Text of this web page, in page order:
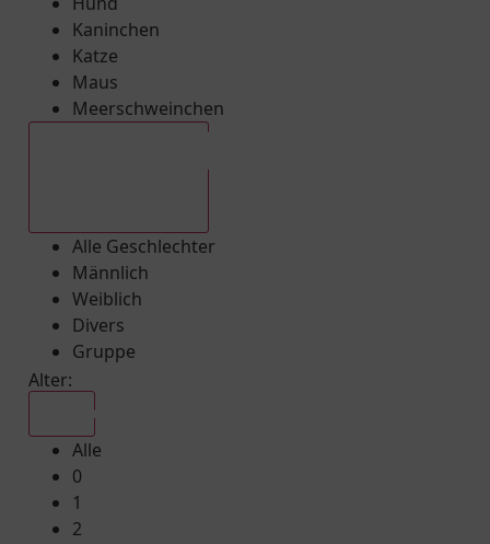
Kaninchen
Katze
Maus
Meerschweinchen
Alle Geschlechter
Männlich
Weiblich
Divers
Gruppe
Alter:
Alle
0
1
2